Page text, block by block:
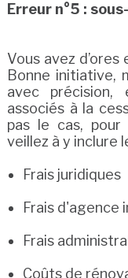
Erreur n°5 :
Vous avez
Bonne initiative,
avec
associés à la
pas le cas, pour
veillez à y inclure
Frais juridiques
Frais d'agence
Frais
Coûts de